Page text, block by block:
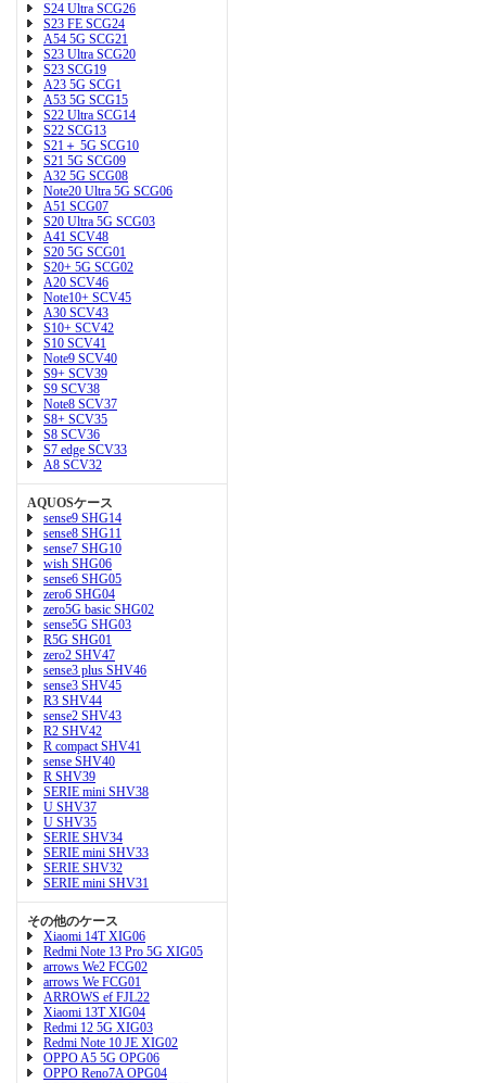
S24 Ultra SCG26
S23 FE SCG24
A54 5G SCG21
S23 Ultra SCG20
S23 SCG19
A23 5G SCG1
A53 5G SCG15
S22 Ultra SCG14
S22 SCG13
S21＋ 5G SCG10
S21 5G SCG09
A32 5G SCG08
Note20 Ultra 5G SCG06
A51 SCG07
S20 Ultra 5G SCG03
A41 SCV48
S20 5G SCG01
S20+ 5G SCG02
A20 SCV46
Note10+ SCV45
A30 SCV43
S10+ SCV42
S10 SCV41
Note9 SCV40
S9+ SCV39
S9 SCV38
Note8 SCV37
S8+ SCV35
S8 SCV36
S7 edge SCV33
A8 SCV32
AQUOSケース
sense9 SHG14
sense8 SHG11
sense7 SHG10
wish SHG06
sense6 SHG05
zero6 SHG04
zero5G basic SHG02
sense5G SHG03
R5G SHG01
zero2 SHV47
sense3 plus SHV46
sense3 SHV45
R3 SHV44
sense2 SHV43
R2 SHV42
R compact SHV41
sense SHV40
R SHV39
SERIE mini SHV38
U SHV37
U SHV35
SERIE SHV34
SERIE mini SHV33
SERIE SHV32
SERIE mini SHV31
その他のケース
Xiaomi 14T XIG06
Redmi Note 13 Pro 5G XIG05
arrows We2 FCG02
arrows We FCG01
ARROWS ef FJL22
Xiaomi 13T XIG04
Redmi 12 5G XIG03
Redmi Note 10 JE XIG02
OPPO A5 5G OPG06
OPPO Reno7A OPG04